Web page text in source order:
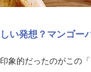
い発想？マンゴー
象的だったのがこの